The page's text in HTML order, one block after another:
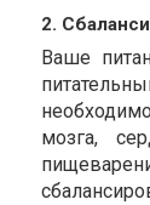
2.
Ваше
мозга,